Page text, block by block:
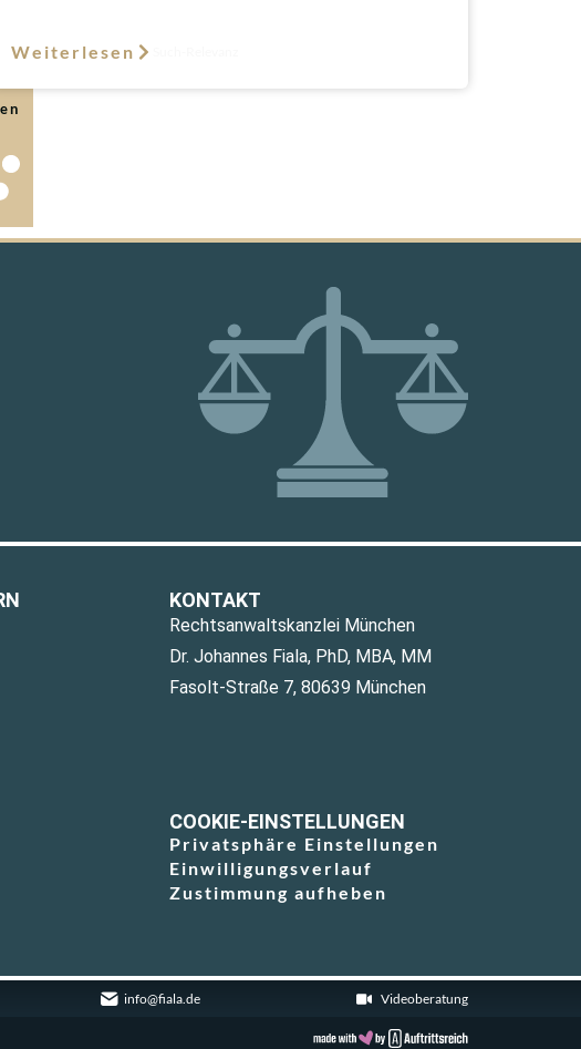
Weiterlesen
KONTAKT
Rechtsanwaltskanzlei München
Dr. Johannes Fiala, PhD, MBA, MM
Fasolt-Straße 7, 80639 München
COOKIE-EINSTELLUNGEN
Privatsphäre Einstellungen
Einwilligungsverlauf
Zustimmung aufheben
info@fiala.de Videoberatung